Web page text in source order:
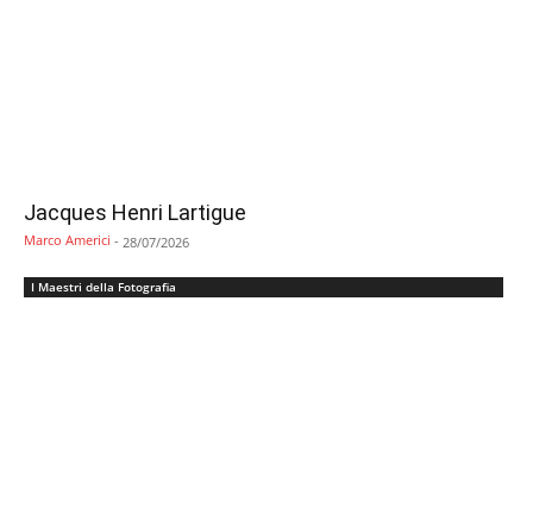
Jacques Henri Lartigue
Marco Americi - 28/07/2026
I Maestri della Fotografia